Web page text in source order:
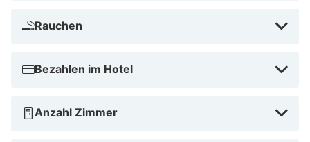
Rauchen
Bezahlen im Hotel
Anzahl Zimmer